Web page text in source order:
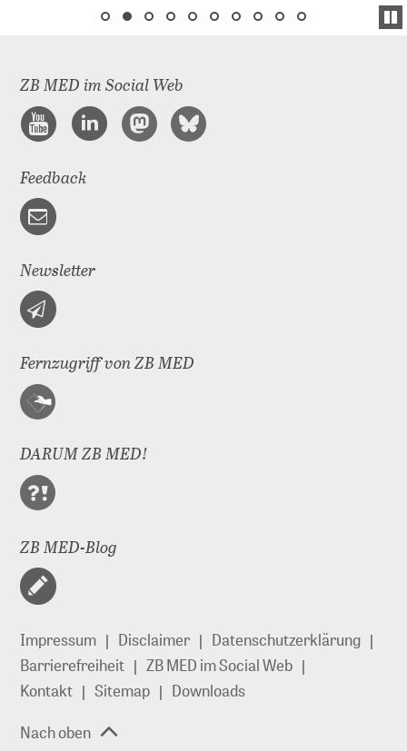
ZB MED im Social Web
Feedback
Newsletter
Fernzugriff von ZB MED
DARUM ZB MED!
ZB MED-Blog
Impressum Disclaimer
Datenschutzerklärung
Barrierefreiheit
ZB MED im Social Web
Kontakt
Sitemap
Downloads
Nach oben